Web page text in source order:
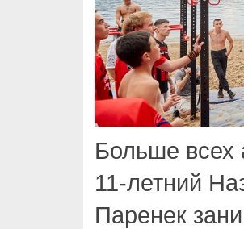
Больше всех
11-летний
Паренек